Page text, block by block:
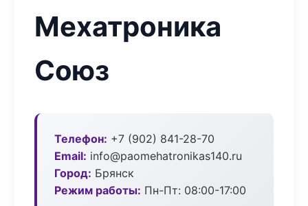
Мехатроника
Союз
Телефон: +7 (902) 841-28-70
Email: info@paomehatronikas140.ru
Город: Брянск
Режим работы: Пн-Пт: 08:00-17:00